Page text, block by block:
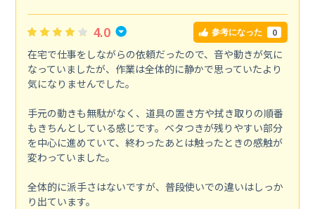
4.0 参考になった 0
在宅で仕事をしながらの依頼だったので、音や動きが気に
なっていましたが、作業は全体的に静かで思っていたより
気になりませんでした。
手元の動きも無駄がなく、道具の置き方や拭き取りの順番
もきちんとしている感じです。ベタつきが残りやすい部分
を中心に進めていて、終わったあとは触ったときの感触が
変わっていました。
全体的に派手さはないですが、普段使いでの違いはしっか
り出ています。